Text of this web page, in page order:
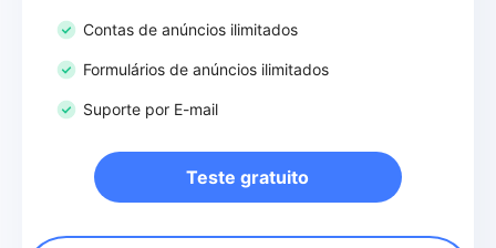
Contas de anúncios ilimitados
Formulários de anúncios ilimitados
Suporte por E-mail
Teste gratuito